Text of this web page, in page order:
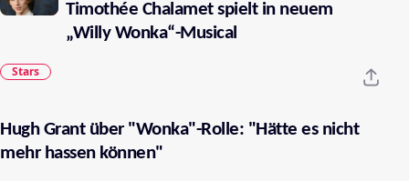
Timothée Chalamet spielt in neuem
„Willy Wonka“-Musical
Stars
Hugh Grant über "Wonka"-Rolle: "Hätte es nicht
mehr hassen können"